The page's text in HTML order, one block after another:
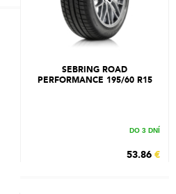
SEBRING ROAD
PERFORMANCE 195/60 R15
DO 3 DNÍ
53.86 €